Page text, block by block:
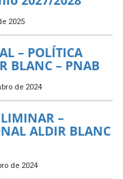
2025
– POLÍTICA
BLANC – PNAB
de 2024
–
ALDIR BLANC
de 2024